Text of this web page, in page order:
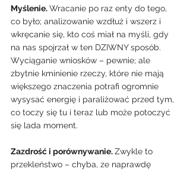
Myślenie. Wracanie po raz enty do tego,
co było; analizowanie wzdłuż i wszerz i
wkręcanie się, kto coś miał na myśli, gdy
na nas spojrzał w ten DZIWNY sposób.
Wyciąganie wniosków – pewnie; ale
zbytnie kminienie rzeczy, które nie mają
większego znaczenia potrafi ogromnie
wysysać energię i paraliżować przed tym,
co toczy się tu i teraz lub może potoczyć
się lada moment.
Zazdrość i porównywanie. Zwykle to
przekleństwo – chyba, ze naprawdę